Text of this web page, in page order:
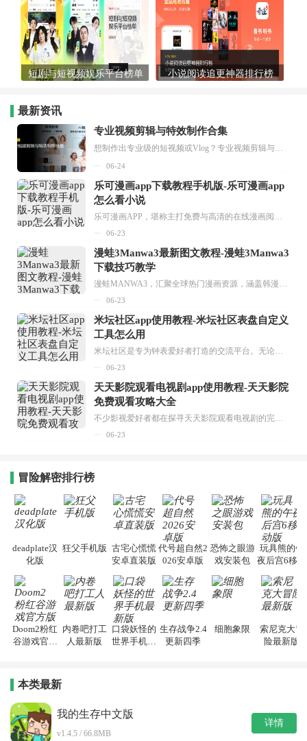
短剧与短视频娱乐平台榜单 小说阅读追更神器排行榜
最新资讯
专业视频剪辑与特效制作合集
想制作出专业级的短视频或Vlog？专业视频剪辑与特效制作大全专题为你提供了从剪辑、抠像到特效包装的全套解决方案。无论是添加炫酷的片头、进行精准的视频抠图，还是制...
06-24
乐可漫画app下载教程手机版-乐可漫画app
怎么看小说
06-23
漫蛙3Manwa3最新图文教程-漫蛙3Manwa3
下载技巧教学
06-23
米坛社区app使用教程-米坛社区表盘自定义
工具怎么用
06-23
天天影院观看电视剧app使用教程-天天影院
免费观看攻略大全
06-23
冒险解密排行榜
deadplate汉
化版
狂父手机版 古宅心慌慌
安卓直装版
代号超自然2
026安卓版
恐怖之眼游
戏安装包
玩具熊的午
夜后宫6移动
Doom2粉红
谷游戏官方
内卷吧打工
人最新版
口袋妖怪的
世界手机最
生存战争2.4
更新四季
细胞象限
索尼克大冒
险最新版
本类最新
我的生存中文版
v1.4.5 / 66.8MB
详情